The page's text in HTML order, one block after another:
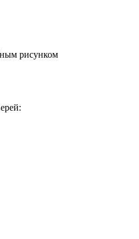
рисунком